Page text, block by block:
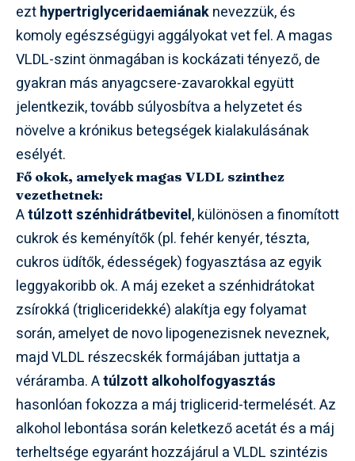
ezthypertriglyceridaemiánaknevezzük, és
komoly egészségügyi aggályokat vet fel. A magas
VLDL-szint önmagában is kockázati tényező, de
gyakran más anyagcsere-zavarokkal együtt
jelentkezik, tovább súlyosbítva a helyzetet és
növelve a krónikus betegségek kialakulásának
esélyét.
Fő okok, amelyek magas VLDL szinthez
vezethetnek:
Atúlzott szénhidrátbevitel, különösen a finomított
cukrok és keményítők (pl. fehér kenyér, tészta,
cukros üdítők, édességek) fogyasztása az egyik
leggyakoribb ok. A máj ezeket a szénhidrátokat
zsírokká (trigliceridekké) alakítja egy folyamat
során, amelyet de novo lipogenezisnek neveznek,
majd VLDL részecskék formájában juttatja a
véráramba. Atúlzott alkoholfogyasztás
hasonlóan fokozza a máj triglicerid-termelését. Az
alkohol lebontása során keletkező acetát és a máj
terheltsége egyaránt hozzájárul a VLDL szintézis